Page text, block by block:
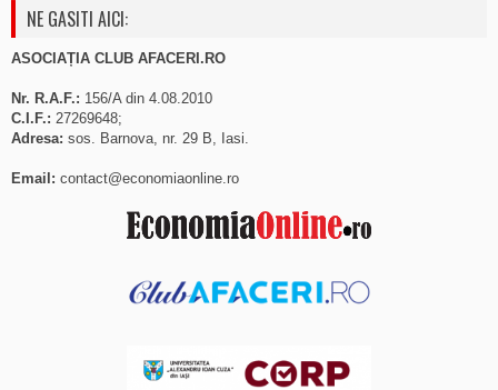
NE GASITI AICI:
ASOCIAȚIA CLUB AFACERI.RO
Nr. R.A.F.: 156/A din 4.08.2010
C.I.F.: 27269648;
Adresa: sos. Barnova, nr. 29 B, Iasi.
Email: contact@economiaonline.ro